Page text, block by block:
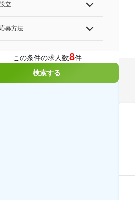
立
応募方法
この条件の求人数8件
検索する